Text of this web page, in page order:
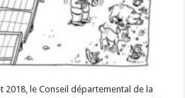
2018, le Conseil départemental de la